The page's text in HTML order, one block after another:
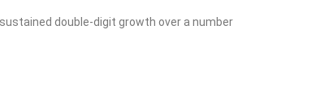
double-digit growth over a number